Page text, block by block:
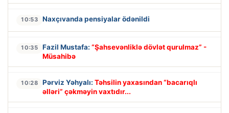
10:53 Naxçıvanda pensiyalar ödənildi
10:35 Fazil Mustafa: “Şahsevənliklə dövlət qurulmaz” -
Müsahibə
10:28 Pərviz Yəhyalı: Təhsilin yaxasından “bacarıqlı
əlləri” çəkməyin vaxtıdır...